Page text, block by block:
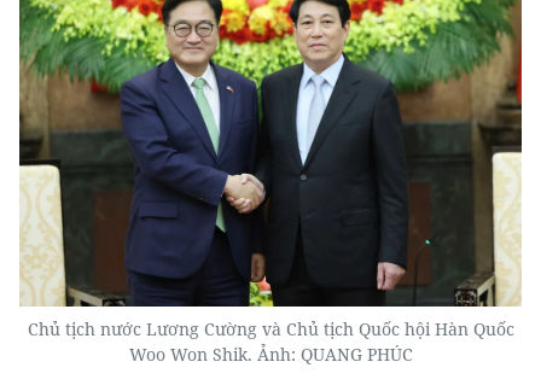
Chủ tịch nước Lương Cường và Chủ tịch Quốc hội Hàn Quốc
Woo Won Shik. Ảnh: QUANG PHÚC